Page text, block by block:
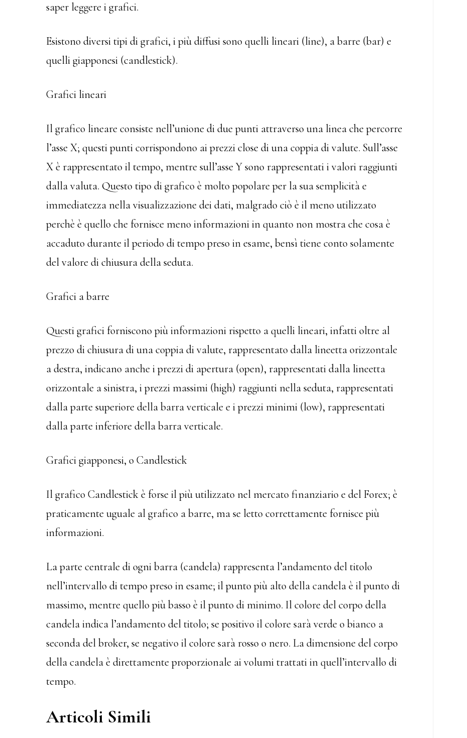
saper leggere i grafici.
Esistono diversi tipi di grafici, i più diffusi sono quelli lineari (line), a barre (bar) e
quelli giapponesi (candlestick).
Grafici lineari
Il grafico lineare consiste nell’unione di due punti attraverso una linea che percorre
l’asse X; questi punti corrispondono ai prezzi close di una coppia di valute. Sull’asse
X è rappresentato il tempo, mentre sull’asse Y sono rappresentati i valori raggiunti
dalla valuta. Questo tipo di grafico è molto popolare per la sua semplicità e
immediatezza nella visualizzazione dei dati, malgrado ciò è il meno utilizzato
perchè è quello che fornisce meno informazioni in quanto non mostra che cosa è
accaduto durante il periodo di tempo preso in esame, bensì tiene conto solamente
del valore di chiusura della seduta.
Grafici a barre
Questi grafici forniscono più informazioni rispetto a quelli lineari, infatti oltre al
prezzo di chiusura di una coppia di valute, rappresentato dalla lineetta orizzontale
a destra, indicano anche i prezzi di apertura (open), rappresentati dalla lineetta
orizzontale a sinistra, i prezzi massimi (high) raggiunti nella seduta, rappresentati
dalla parte superiore della barra verticale e i prezzi minimi (low), rappresentati
dalla parte inferiore della barra verticale.
Grafici giapponesi, o Candlestick
Il grafico Candlestick è forse il più utilizzato nel mercato finanziario e del Forex; è
praticamente uguale al grafico a barre, ma se letto correttamente fornisce più
informazioni.
La parte centrale di ogni barra (candela) rappresenta l’andamento del titolo
nell’intervallo di tempo preso in esame; il punto più alto della candela è il punto di
massimo, mentre quello più basso è il punto di minimo. Il colore del corpo della
candela indica l’andamento del titolo; se positivo il colore sarà verde o bianco a
seconda del broker, se negativo il colore sarà rosso o nero. La dimensione del corpo
della candela è direttamente proporzionale ai volumi trattati in quell’intervallo di
tempo.
Articoli Simili